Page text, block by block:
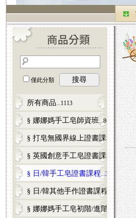
僅此分類 搜尋
所有商品 ...1113
§ 娜娜媽手工皂師資班...80
§ 打皂無國界線上證書課程...12
§ 英國創意手工皂證書課程...5
§ 日/韓手工皂證書課程 ...33
§ 日/韓其他手作證書課程 ...17
§ 娜娜媽手工皂初階/進階課程...98